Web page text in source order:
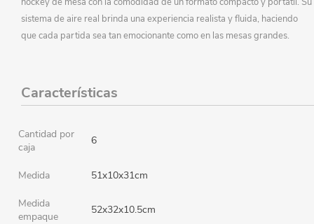
sistema de aire real brinda una experiencia realista y fluida, haciendo
que cada partida sea tan emocionante como en las mesas grandes.
Características
Cantidad por
caja
6
Medida 51x10x31cm
Medida
empaque
52x32x10.5cm